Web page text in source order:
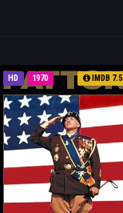
HD 1970 IMDB 7.5